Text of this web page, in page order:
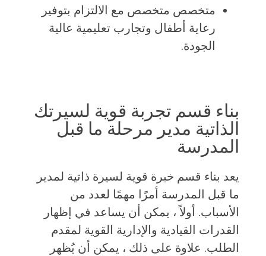
متخصص متخصص مع الالتزام بتوفير
رعاية أطفال وتجارب تعليمية عالية
الجودة.
بناء قسم تجربة قوية لسيرتك
الذاتية مدير مرحلة ما قبل
المدرسة
يعد بناء قسم خبرة قوية لسيرة ذاتية لمدير
ما قبل المدرسة أمرًا مهمًا لعدد من
الأسباب. أولاً ، يمكن أن يساعد في إظهار
القدرات القيادية والإدارية القوية لمقدم
الطلب. علاوة على ذلك ، يمكن أن يُظهر